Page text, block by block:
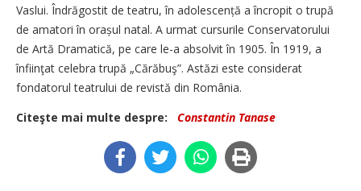
Vaslui. Îndrăgostit de teatru, în adolescență a încropit o trupă
de amatori în orașul natal. A urmat cursurile Conservatorului
de Artă Dramatică, pe care le-a absolvit în 1905. În 1919, a
înfiinţat celebra trupă „Cărăbuş”. Astăzi este considerat
fondatorul teatrului de revistă din România.
Citeşte mai multe despre:
Constantin Tanase